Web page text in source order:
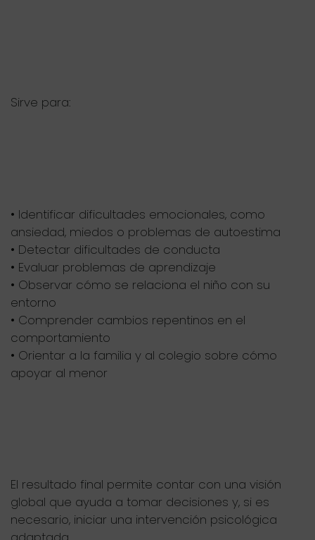
Sirve para:
• Identificar dificultades emocionales, como
ansiedad, miedos o problemas de autoestima
• Detectar dificultades de conducta
• Evaluar problemas de aprendizaje
• Observar cómo se relaciona el niño con su
entorno
• Comprender cambios repentinos en el
comportamiento
• Orientar a la familia y al colegio sobre cómo
apoyar al menor
El resultado final permite contar con una visión
global que ayuda a tomar decisiones y, si es
necesario, iniciar una intervención psicológica